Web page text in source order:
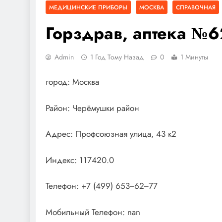
МЕДИЦИНСКИЕ ПРИБОРЫ МОСКВА СПРАВОЧНАЯ
Горздрав, аптека
Admin 1 Год Тому Назад 0 1 Минуты
город: Москва
Район: Черёмушки район
Адрес: Профсоюзная улица, 43 к2
Индекс: 117420.0
Телефон: +7 (499) 653‒62‒77
Мобильный Телефон: nan